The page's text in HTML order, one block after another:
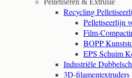
Recycling
Pelletiseerlijn
Film-
BOPP
EPS Schuim
Industriële
3D-filamentextruders